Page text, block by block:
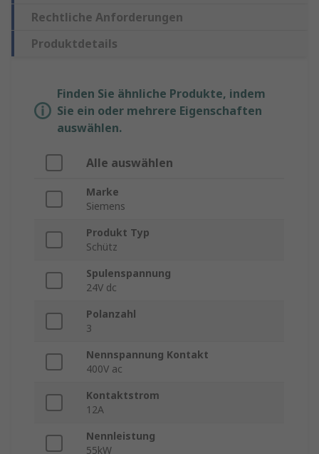
Rechtliche Anforderungen
Produktdetails
Finden Sie ähnliche Produkte, indem
Sie ein oder mehrere Eigenschaften
auswählen.
Alle auswählen
Marke
Siemens
Produkt Typ
Schütz
Spulenspannung
24V dc
Polanzahl
3
Nennspannung Kontakt
400V ac
Kontaktstrom
12A
Nennleistung
55kW